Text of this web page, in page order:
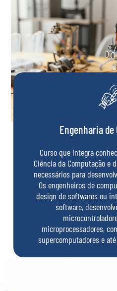
Engenharia
Curso que integra
Ciência da Computação e
necessários para
Os engenheiros de
design de softwares ou
software,
microprocessadores,
supercomputadores e